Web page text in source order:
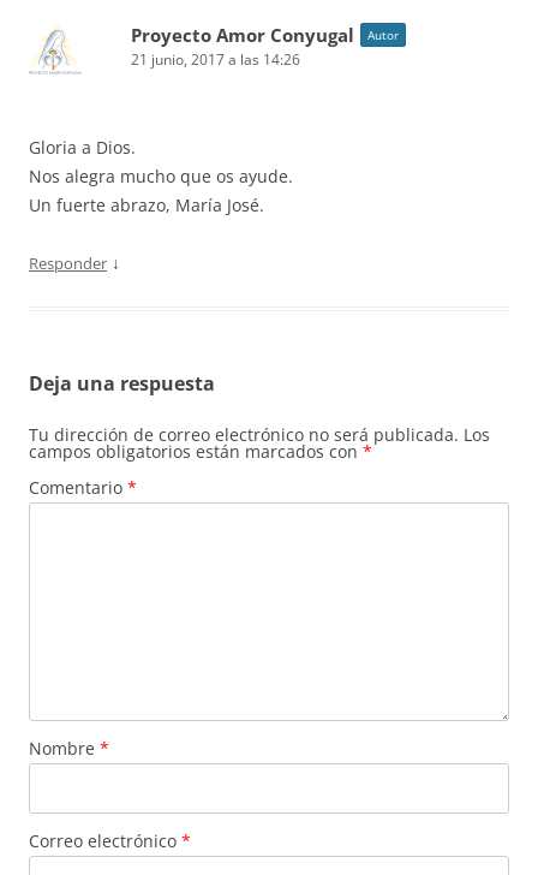
Proyecto Amor Conyugal Autor
21 junio, 2017 a las 14:26
Gloria a Dios.
Nos alegra mucho que os ayude.
Un fuerte abrazo, María José.
Responder ↓
Deja una respuesta
Tu dirección de correo electrónico no será publicada. Los
campos obligatorios están marcados con *
Comentario *
Nombre *
Correo electrónico *